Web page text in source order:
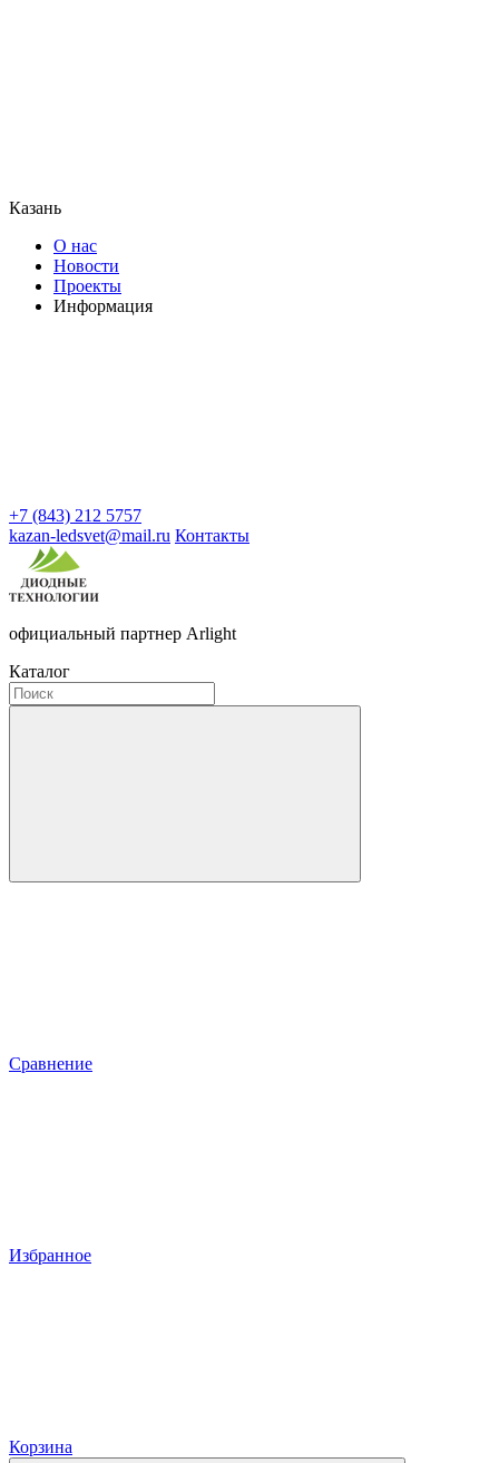
Казань
О нас
Новости
Проекты
Информация
+7 (843) 212 5757
kazan-ledsvet@mail.ru Контакты
официальный партнер Arlight
Каталог
Сравнение
Избранное
Корзина